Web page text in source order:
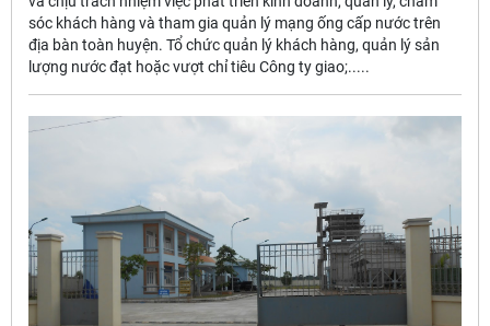
sóc khách hàng và tham gia quản lý mạng ống cấp nước trên
địa bàn toàn huyện. Tổ chức quản lý khách hàng, quản lý sản
lượng nước đạt hoặc vượt chỉ tiêu Công ty giao;.....